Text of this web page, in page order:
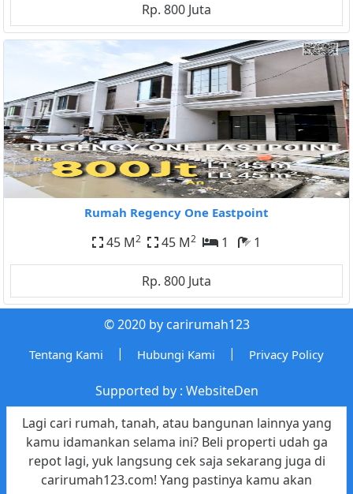
Rp. 800 Juta
Rumah Regency One Eastpoint
45 M2 45 M2 1 1
Rp. 800 Juta
© 2020 by carirumah123
Tentang Kami | Hubungi Kami | Privacy Policy
Supported by : WebsiteDen
Lagi cari rumah, tanah, atau bangunan lainnya yang
kamu idamankan selama ini? Beli properti udah ga
repot lagi, yuk langsung cek saja sekarang juga di
carirumah123.com! Yang pastinya kamu akan